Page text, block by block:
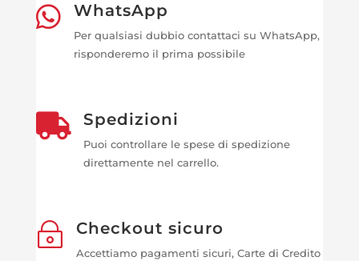
 WhatsApp
Per qualsiasi dubbio contattaci su WhatsApp,
risponderemo il prima possibile
 Spedizioni
Puoi controllare le spese di spedizione
direttamente nel carrello.
~ Checkout sicuro
Accettiamo pagamenti sicuri, Carte di Credito